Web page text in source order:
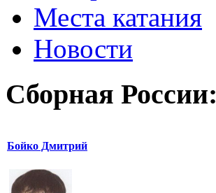
Места катания
Новости
Сборная России:
Бойко Дмитрий